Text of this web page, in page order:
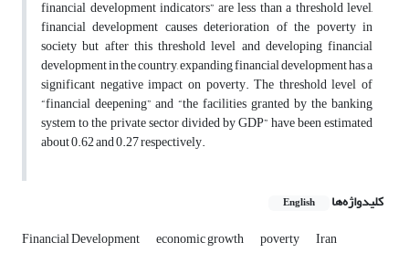
financial development indicators” are less than a threshold level,
financial development causes deterioration of the poverty in
society but after this threshold level and developing financial
development in the country, expanding financial development has a
significant negative impact on poverty. The threshold level of
“financial deepening” and “the facilities granted by the banking
system to the private sector divided by GDP” have been estimated
about 0.62 and 0.27 respectively.
کلیدواژه‌ها English
Financial Development economic growth poverty Iran